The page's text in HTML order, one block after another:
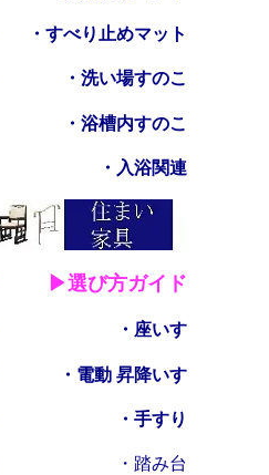
・すべり止めマット
・洗い場すのこ
・浴槽内すのこ
・入浴関連
▶選び方ガイド
・座いす
・電動 昇降いす
・手すり
・踏み台